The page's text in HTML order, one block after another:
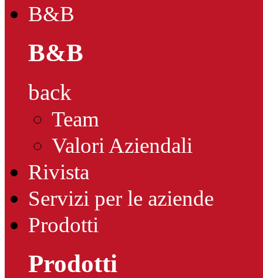
B&B
B&B
back
Team
Valori Aziendali
Rivista
Servizi per le aziende
Prodotti
Prodotti